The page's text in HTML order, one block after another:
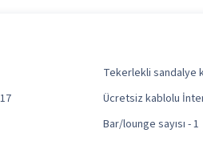
Tekerlekli sandalye
Ücretsiz kablolu
Bar/lounge sayısı - 1